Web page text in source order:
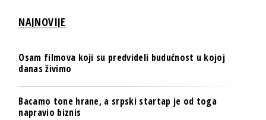
NAJNOVIJE
Osam filmova koji su predvideli budućnost u kojoj
danas živimo
Bacamo tone hrane, a srpski startap je od toga
napravio biznis